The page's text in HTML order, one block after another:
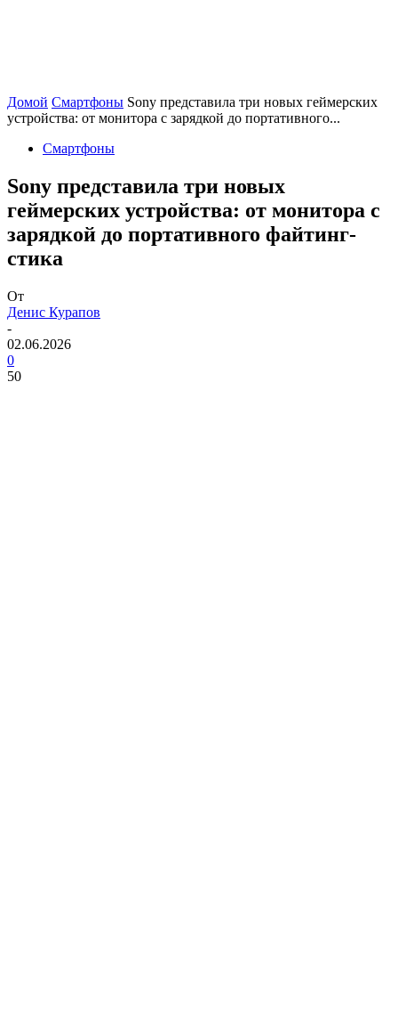
Домой Смартфоны Sony представила три новых геймерских
устройства: от монитора с зарядкой до портативного...
Смартфоны
Sony представила три новых
геймерских устройства: от монитора с
зарядкой до портативного файтинг-
стика
От
Денис Курапов
-
02.06.2026
0
50